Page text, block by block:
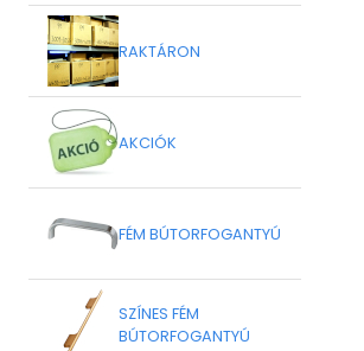
RAKTÁRON
AKCIÓK
FÉM BÚTORFOGANTYÚ
SZÍNES FÉM
BÚTORFOGANTYÚ